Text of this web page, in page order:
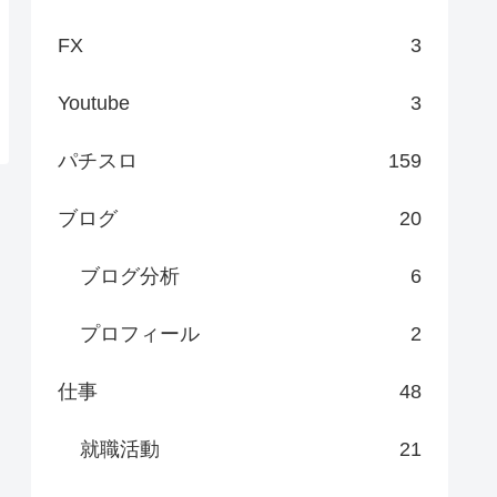
FX 3
Youtube 3
パチスロ 159
ブログ 20
ブログ分析 6
プロフィール 2
仕事 48
就職活動 21